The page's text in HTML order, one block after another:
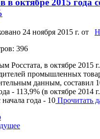
в октябре 2015 года
24 ноября 2015 г. от
396
Росстата, в октябре 2015
промышленных
данным, составил
- 113,9% (в октябре 2014
года - 10 Прочитать